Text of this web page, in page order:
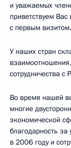
и уважаемых
приветствуем
с первым визитом.
У наших стран
сотрудничества с
Во время нашей
многие
экономической
благодарность за
в 2006 году и